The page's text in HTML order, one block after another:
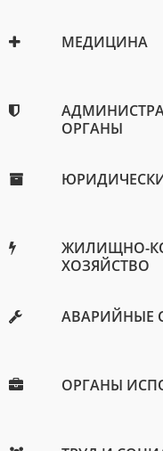
МЕДИЦИНА
ОРГАНЫ
ЖИЛИЩНО-
ХОЗЯЙСТВО
АВАРИЙНЫЕ
ОРГАНЫ